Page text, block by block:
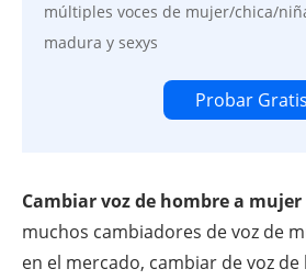
múltiples voces de mujer/chica/
madura y sexys
Probar Gratis
Cambiar voz de hombre a mujer
muchos cambiadores de voz de
en el mercado, cambiar de voz